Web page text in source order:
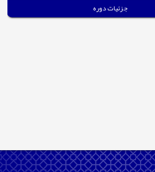
جزئیات دوره